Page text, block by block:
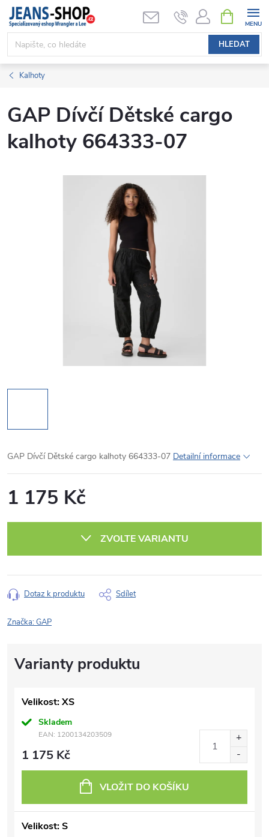
Přejít
obsah
HLEDAT
NÁKUPNÍ
KOŠÍK
Kalhoty
GAP Dívčí Dětské cargo
kalhoty 664333-07
GAP Dívčí Dětské cargo kalhoty 664333-07 Detailní informace
1 175 Kč
ZVOLTE VARIANTU
Dotaz k produktu Sdílet
Značka:GAP
Velikost: XS
Skladem
EAN: 1200134203509
1 175 Kč
VLOŽIT DO KOŠÍKU
Velikost: S